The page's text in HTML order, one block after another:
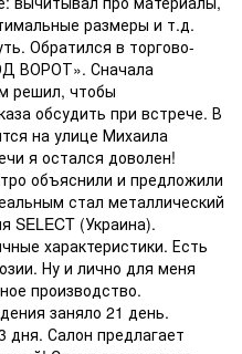
размеры и т.д.
Обратился в торгово-
ВОРОТ». Сначала
решил, чтобы
обсудить при встрече. В
на улице Михаила
я остался доволен!
объяснили и предложили
стал металлический
SELECT (Украина).
характеристики. Есть
Ну и лично для меня
производство.
заняло 21 день.
Салон предлагает